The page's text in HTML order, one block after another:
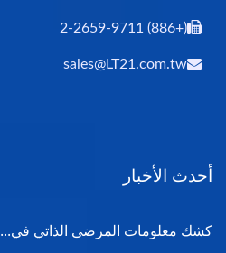
(+886) 2-2659-9711
sales@LT21.com.tw
أحدث الأخبار
كشك معلومات المرضى الذاتي في...